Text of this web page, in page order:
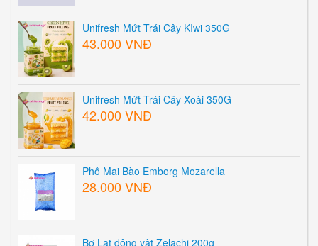
Unifresh Mứt Trái Cây KIwi 350G
43.000 VNĐ
Unifresh Mứt Trái Cây Xoài 350G
42.000 VNĐ
Phô Mai Bào Emborg Mozarella
28.000 VNĐ
Bơ Lạt động vật Zelachi 200g